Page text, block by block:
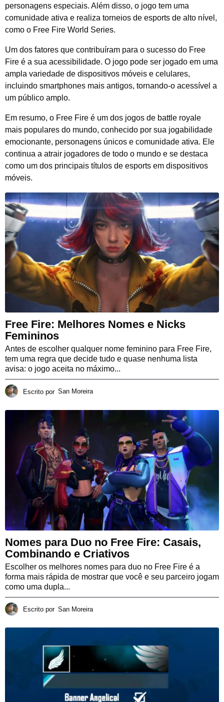
personagens especiais. Além disso, o jogo tem uma
comunidade ativa e realiza torneios de esports de alto nível,
como o Free Fire World Series.
Um dos fatores que contribuíram para o sucesso do Free
Fire é a sua acessibilidade. O jogo pode ser jogado em uma
ampla variedade de dispositivos móveis e celulares,
incluindo smartphones mais antigos, tornando-o acessível a
um público amplo.
Em resumo, o Free Fire é um dos jogos de battle royale
mais populares do mundo, conhecido por sua jogabilidade
emocionante, personagens únicos e comunidade ativa. Ele
continua a atrair jogadores de todo o mundo e se destaca
como um dos principais títulos de esports em dispositivos
móveis.
Free Fire: Melhores Nomes e Nicks
Femininos
Antes de escolher qualquer nome feminino para Free Fire,
tem uma regra que decide tudo e quase nenhuma lista
avisa: o jogo aceita no máximo...
Escrito por San Moreira
Nomes para Duo no Free Fire: Casais,
Combinando e Criativos
Escolher os melhores nomes para duo no Free Fire é a
forma mais rápida de mostrar que você e seu parceiro jogam
como uma dupla...
Escrito por San Moreira